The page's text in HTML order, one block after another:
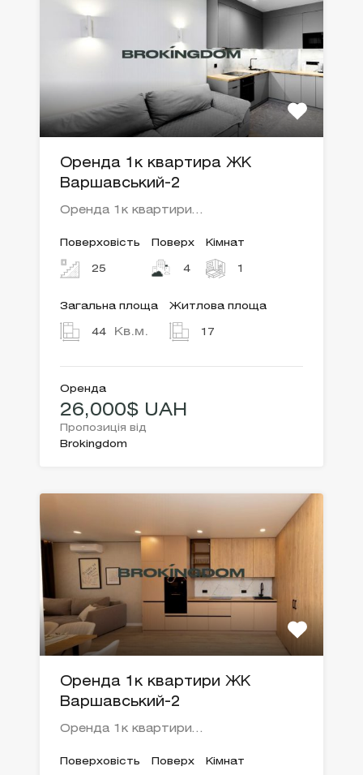
Оренда 1к квартира ЖК
Варшавський-2
Оренда 1к квартири…
Поверховість
25
Поверх
4
Кімнат
1
Загальна площа
44 Кв.м.
Житлова площа
17
Оренда
26,000$ UAH
Пропозиція від
Brokingdom
Оренда 1к квартири ЖК
Варшавський-2
Оренда 1к квартири…
Поверховість Поверх Кімнат